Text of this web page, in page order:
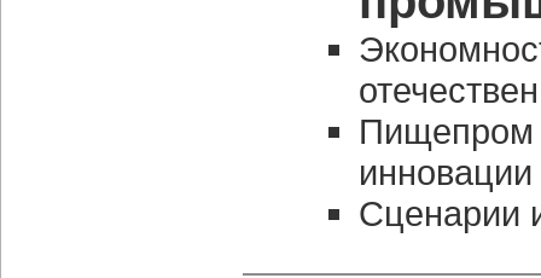
Пищепром
инновации
Сценарии